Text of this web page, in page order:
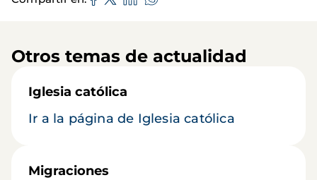
Otros temas de actualidad
Iglesia católica
Ir a la página de Iglesia católica
Migraciones